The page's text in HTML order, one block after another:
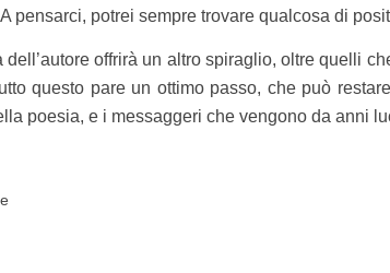
pensarci, potrei sempre trovare qualcosa di
dell’autore offrirà un altro spiraglio, oltre quelli
questo pare un ottimo passo, che può
poesia, e i messaggeri che vengono da anni